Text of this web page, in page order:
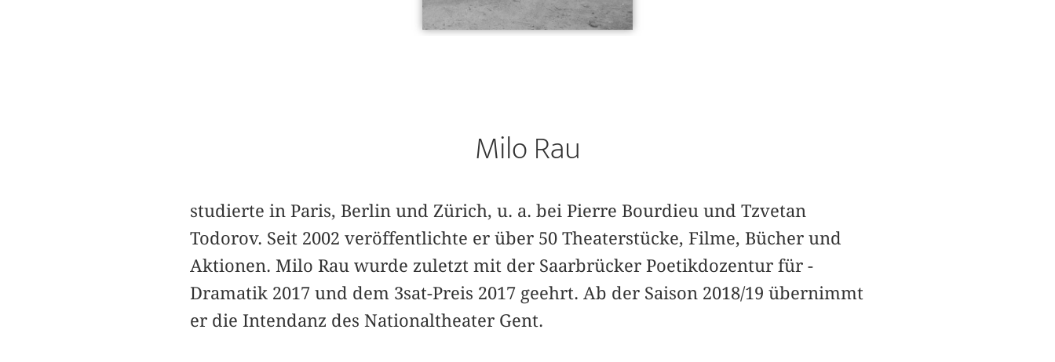
Milo Rau
studierte in Paris, Berlin und Zürich, u. a. bei Pierre Bourdieu und Tzvetan
Todorov. Seit 2002 veröffentlichte er über 50 Theaterstücke, Filme, Bücher und
Aktionen. Milo Rau wurde zuletzt mit der Saarbrücker Poetikdozentur für ­
Dramatik 2017 und dem 3sat-Preis 2017 geehrt. Ab der Saison 2018/19 übernimmt
er die Intendanz des Nationaltheater Gent.